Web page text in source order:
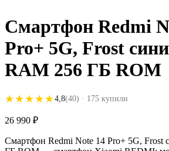
Смартфон Redmi
Pro+ 5G, Frost
RAM 256 ГБ ROM
★★★★★
★★★★★ 4,8(40) · 175 купили
26 990 ₽
Смартфон Redmi Note 14 Pro+ 5G,